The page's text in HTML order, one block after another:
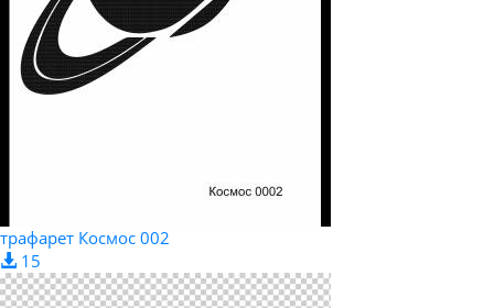
трафарет Космос 002
15